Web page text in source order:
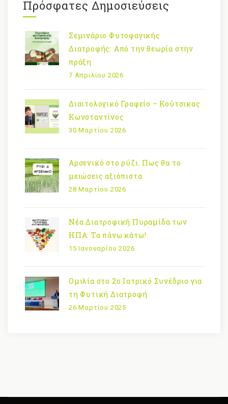
Πρόσφατες Δημοσιεύσεις
Σεμινάριο Φυτοφαγικής
Διατροφής: Από την θεωρία στην
πράξη
7 Απριλίου 2026
Διαιτολογικό Γραφείο – Κούτσικας
Κωνσταντίνος
30 Μαρτίου 2026
Αρσενικό στο ρύζι. Πως θα το
μειώσεις αξιόπιστα
28 Μαρτίου 2026
Νέα Διατροφική Πυραμίδα των
ΗΠΑ: Τα πάνω κάτω!
15 Ιανουαρίου 2026
Ομιλία στο 2ο Ιατρικό Συνέδριο για
τη Φυτική Διατροφή
26 Μαρτίου 2025